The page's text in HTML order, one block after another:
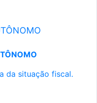
da situação fiscal.